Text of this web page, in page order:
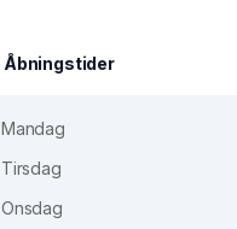
Åbningstider
Mandag
Tirsdag
Onsdag